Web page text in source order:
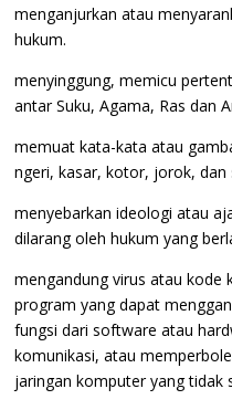
menganjurkan atau
hukum.
menyinggung, memicu
antar Suku, Agama, Ras dan
memuat kata-kata atau
ngeri, kasar, kotor, jorok, dan
menyebarkan ideologi atau
dilarang oleh hukum yang
mengandung virus atau kode
program yang dapat
fungsi dari software atau
komunikasi, atau
jaringan komputer yang tidak